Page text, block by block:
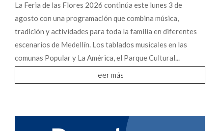
La Feria de las Flores 2026 continúa este lunes 3 de
agosto con una programación que combina música,
tradición y actividades para toda la familia en diferentes
escenarios de Medellín. Los tablados musicales en las
comunas Popular y La América, el Parque Cultural...
leer más